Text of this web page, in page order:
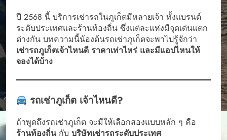
ปี 2568 นี้ บริการเช่ารถในภูเก็ตมีหลายเจ้า ทั้งแบรนด์
ระดับประเทศและร้านท้องถิ่น ซึ่งแต่ละแห่งมีจุดเด่นแตก
ต่างกัน บทความนี้น้องต้นรถเช่าภูเก็ตจะพาไปรู้จักว่า
เช่ารถภูเก็ตเจ้าไหนดี ราคาเท่าไหร่ และมีแอปไหนให้
จองได้บ้าง
รถเช่าภูเก็ต เจ้าไหนดี?
ถ้าพูดถึงรถเช่าภูเก็ต จะมีให้เลือกสองแบบหลัก ๆ คือ
ร้านท้องถิ่นกับ บริษัทเช่ารถระดับประเทศ